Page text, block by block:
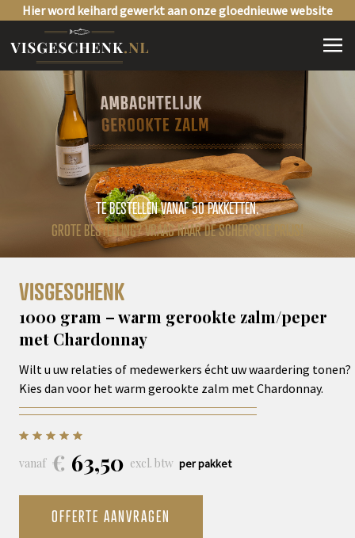
Hier word keihard gewerkt aan onze gloednieuwe website
TE BESTELLEN VANAF 50 PAKKETTEN.
GROTE BESTELLING? VRAAG NAAR DE SCHERPSTE PRIJS!
VISGESCHENK
1000 gram – warm gerookte zalm/peper
met Chardonnay
Wilt u uw relaties of medewerkers écht uw waardering tonen?
Kies dan voor het warm gerookte zalm met Chardonnay.
vanaf € 63,50 excl. btw per pakket
OFFERTE AANVRAGEN